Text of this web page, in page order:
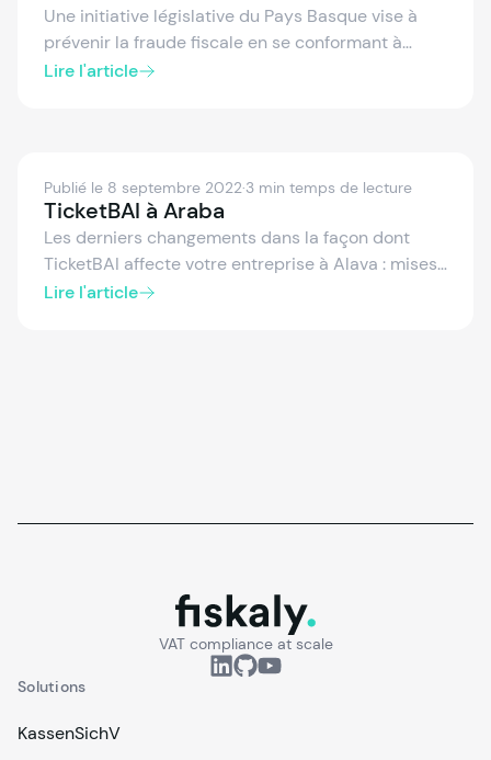
Une initiative législative du Pays Basque vise à
prévenir la fraude fiscale en se conformant à
l'obligation TicketBAI. À Bizkaia, TicketBAI fait
sur l'implémentation de TicketBAI à Bizkaia.
Lire l'article
Publié le 8 septembre 2022·3 min temps de lecture
TicketBAI à Araba
Les derniers changements dans la façon dont
TicketBAI affecte votre entreprise à Alava : mises
à jour dont votre logiciel de facturation, fichiers
Lire l'article
fiskaly.
VAT compliance at scale
Solutions
KassenSichV